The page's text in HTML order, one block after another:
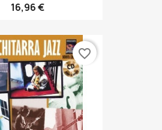
16,96 €
favorite_border